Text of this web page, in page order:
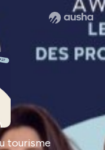
tourisme